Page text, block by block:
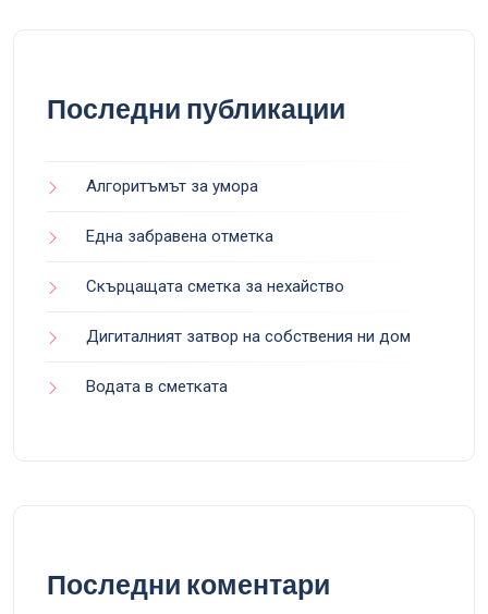
Последни публикации
Алгоритъмът за умора
Една забравена отметка
Скърцащата сметка за нехайство
Дигиталният затвор на собствения ни дом
Водата в сметката
Последни коментари